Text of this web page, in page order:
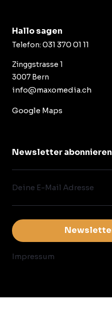
Hallo sagen
Telefon: 031 370 01 11
Zinggstrasse 1
3007 Bern
info@maxomedia.ch
Google Maps
Newsletter abonnieren
Impressum